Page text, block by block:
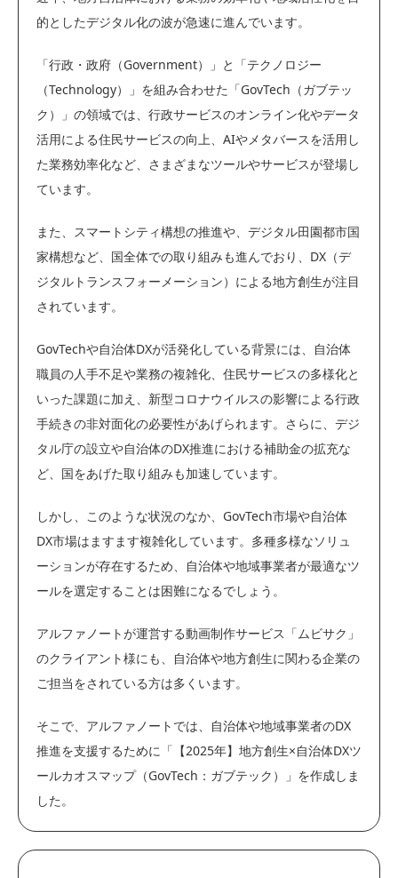
的としたデジタル化の波が急速に進んでいます。
「行政・政府（Government）」と「テクノロジー
（Technology）」を組み合わせた「GovTech（ガブテッ
ク）」の領域では、行政サービスのオンライン化やデータ
活用による住民サービスの向上、AIやメタバースを活用し
た業務効率化など、さまざまなツールやサービスが登場し
ています。
また、スマートシティ構想の推進や、デジタル田園都市国
家構想など、国全体での取り組みも進んでおり、DX（デ
ジタルトランスフォーメーション）による地方創生が注目
されています。
GovTechや自治体DXが活発化している背景には、自治体
職員の人手不足や業務の複雑化、住民サービスの多様化と
いった課題に加え、新型コロナウイルスの影響による行政
手続きの非対面化の必要性があげられます。さらに、デジ
タル庁の設立や自治体のDX推進における補助金の拡充な
ど、国をあげた取り組みも加速しています。
しかし、このような状況のなか、GovTech市場や自治体
DX市場はますます複雑化しています。多種多様なソリュ
ーションが存在するため、自治体や地域事業者が最適なツ
ールを選定することは困難になるでしょう。
アルファノートが運営する動画制作サービス「ムビサク」
のクライアント様にも、自治体や地方創生に関わる企業の
ご担当をされている方は多くいます。
そこで、アルファノートでは、自治体や地域事業者のDX
推進を支援するために「【2025年】地方創生×自治体DXツ
ールカオスマップ（GovTech：ガブテック）」を作成しま
した。